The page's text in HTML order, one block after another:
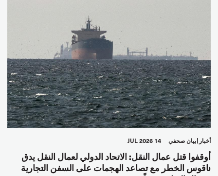
أخبار بيان صحفي 14 JUL 2026
أوقفوا قتل عمال النقل: الاتحاد الدولي لعمال النقل يدق
ناقوس الخطر مع تصاعد الهجمات على السفن التجارية